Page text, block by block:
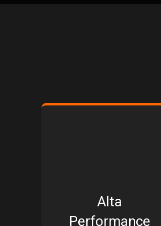
Alta
Performance